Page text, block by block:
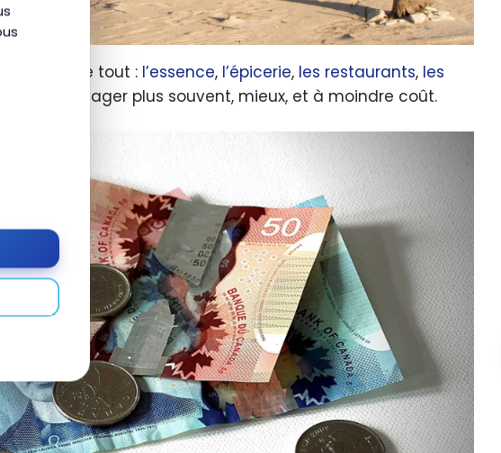
presque tout : l’essence, l’épicerie, les restaurants, les
même : voyager plus souvent, mieux, et à moindre coût.